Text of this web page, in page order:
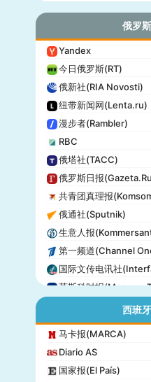
俄罗
Yandex
今日俄罗斯(RT)
俄新社(RIA Novosti)
纽带新闻网(Lenta.ru)
漫步者(Rambler)
RBC
俄塔社(TACC)
俄罗斯日报
共青团真理报
俄通社(Sputnik)
生意人报
第一频道(Channel
国际文传电讯社
莫斯科时报(Moscow
西班
马卡报(MARCA)
Diario AS
国家报(El País)